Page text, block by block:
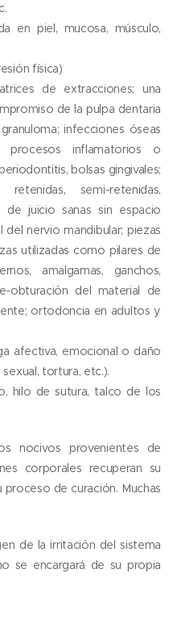
en piel, mucosa, músculo,
física)
de extracciones; una
de la pulpa dentaria
infecciones óseas
procesos inflamatorios o
bolsas gingivales;
semi-retenidas,
de juicio sanas sin espacio
nervio mandibular; piezas
utilizadas como pilares de
amalgamas, ganchos,
obturación del material de
ortodoncia en adultos y
afectiva, emocional o daño
tortura, etc.).
hilo de sutura, talco de los
nocivos provenientes de
corporales recuperan su
de curación. Muchas
de la irritación del sistema
se encargará de su propia